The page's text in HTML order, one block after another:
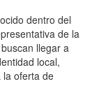
dentro del
de la
llegar a
local,
la oferta de